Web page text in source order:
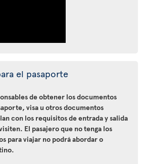
el pasaporte
de obtener los documentos
visa u otros documentos
con los requisitos de entrada y salida
El pasajero que no tenga los
para viajar no podrá abordar o